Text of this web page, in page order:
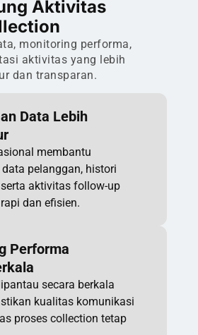
Aktivitas
monitoring performa,
aktivitas yang lebih
dan transparan.
Data Lebih
membantu
pelanggan, histori
aktivitas follow-up
dan efisien.
Performa
secara berkala
kualitas komunikasi
proses collection tetap